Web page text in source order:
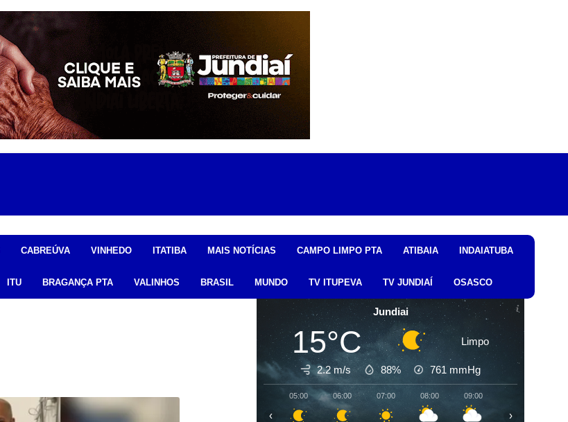
CABREÚVA VINHEDO ITATIBA MAIS NOTÍCIAS CAMPO LIMPO PTA ATIBAIA INDAIATUBA
ITU BRAGANÇA PTA VALINHOS BRASIL MUNDO TV ITUPEVA TV JUNDIAÍ OSASCO
Jundiai
15°C Limpo
2.2 m/s 88% 761 mmHg
05:00 06:00 07:00 08:00 09:00
‹ ›